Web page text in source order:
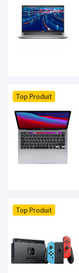
Top Produit
Top Produit